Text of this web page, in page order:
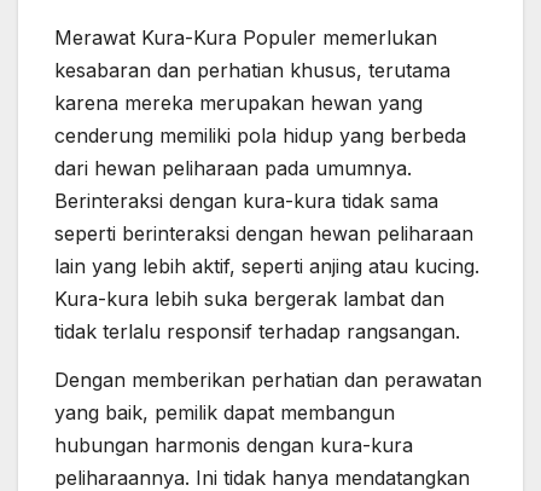
Merawat Kura-Kura Populer memerlukan
kesabaran dan perhatian khusus, terutama
karena mereka merupakan hewan yang
cenderung memiliki pola hidup yang berbeda
dari hewan peliharaan pada umumnya.
Berinteraksi dengan kura-kura tidak sama
seperti berinteraksi dengan hewan peliharaan
lain yang lebih aktif, seperti anjing atau kucing.
Kura-kura lebih suka bergerak lambat dan
tidak terlalu responsif terhadap rangsangan.
Dengan memberikan perhatian dan perawatan
yang baik, pemilik dapat membangun
hubungan harmonis dengan kura-kura
peliharaannya. Ini tidak hanya mendatangkan